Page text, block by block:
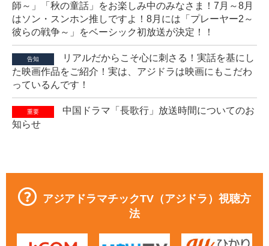
師～」「秋の童話」をお楽しみ中のみなさま！7月～8月
はソン・スンホン推しですよ！8月には「プレーヤー2～
彼らの戦争～」をベーシック初放送が決定！！
告知
リアルだからこそ心に刺さる！実話を基にし
た映画作品をご紹介！実は、アジドラは映画にもこだわ
っているんです！
重要
中国ドラマ「長歌行」放送時間についてのお
知らせ
アジアドラマチックTV（アジドラ）視聴方
法